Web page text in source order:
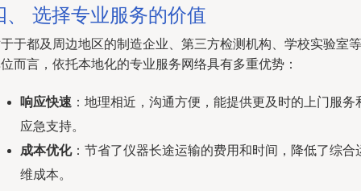
、 选择专业服务的价值
于都及周边地区的制造企业、第三方检测机构、学校实验室等
而言，依托本地化的专业服务网络具有多重优势：
响应快速 ：地理相近，沟通方便，能提供更及时的上门服务
应急支持。
成本优化：节省了仪器长途运输的费用和时间，降低了综合
维成本。